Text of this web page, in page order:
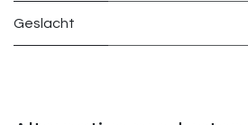
Geslacht